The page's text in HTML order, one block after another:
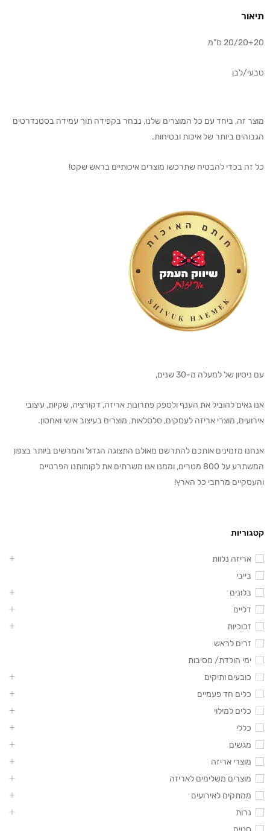
תיאור
20/20+20 ס”מ
טבעי/לבן
מוצר זה, ביחד עם כל המוצרים שלנו, נבחר בקפידה תוך עמידה בסטנדרטים
הגבוהים ביותר של איכות ובטיחות.
כל זה בכדי להבטיח שתרכשו מוצרים איכותיים בראש שקט!
עם ניסיון של למעלה מ-30 שנים,
אנו גאים להוביל את הענף ולספק פתרונות אריזה, דקורציה, שקיות, עיצובי
אירועים, מוצרי אריזה לעסקים, סלסלאות, מוצרים בעיצוב אישי ואחסון.
אנחנו מזמינים אותכם להתרשם מאולם התצוגה הגדול והמרשים ביותר בצפון
המשתרע על 800 מטרים, וממנו אנו משרתים את לקוחותנו הפרטיים
והעסקיים מרחבי כל הארץ!
קטגוריות
אריזה נלוות
בייבי
בלונים
דליים
זכוכיות
זרים לראש
ימי הולדת/ מסיבות
כובעים ותיקים
כלים חד פעמיים
כלים למילוי
כללי
מגשים
מוצרי אריזה
מוצרים משלימים לאריזה
ממתקים לאירועים
נרות